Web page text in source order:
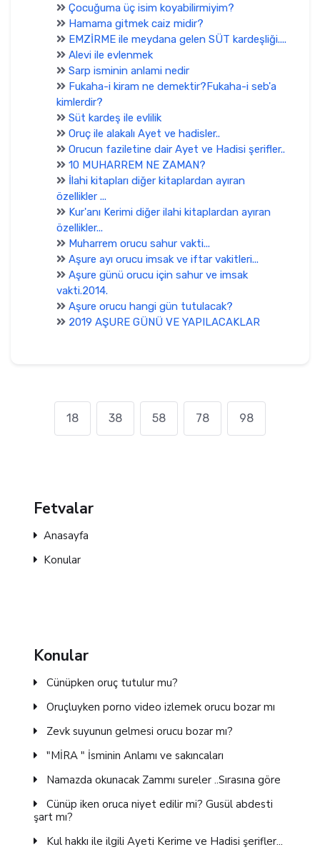
Çocuğuma üç isim koyabilirmiyim?
Hamama gitmek caiz midir?
EMZİRME ile meydana gelen SÜT kardeşliği....
Alevi ile evlenmek
Sarp isminin anlami nedir
Fukaha-i kiram ne demektir?Fukaha-i seb'a
kimlerdir?
Süt kardeş ile evlilik
Oruç ile alakalı Ayet ve hadisler..
Orucun faziletine dair Ayet ve Hadisi şerifler..
10 MUHARREM NE ZAMAN?
İlahi kitapları diğer kitaplardan ayıran
özellikler ...
Kur'anı Kerimi diğer ilahi kitaplardan ayıran
özellikler...
Muharrem orucu sahur vakti...
Aşure ayı orucu imsak ve iftar vakitleri...
Aşure günü orucu için sahur ve imsak
vakti.2014.
Aşure orucu hangi gün tutulacak?
2019 AŞURE GÜNÜ VE YAPILACAKLAR
18 38 58 78 98
Fetvalar
Anasayfa
Konular
Konular
Cünüpken oruç tutulur mu?
Oruçluyken porno video izlemek orucu bozar mı
Zevk suyunun gelmesi orucu bozar mı?
"MİRA " İsminin Anlamı ve sakıncaları
Namazda okunacak Zammı sureler ..Sırasına göre
Cünüp iken oruca niyet edilir mi? Gusül abdesti
şart mı?
Kul hakkı ile ilgili Ayeti Kerime ve Hadisi şerifler...